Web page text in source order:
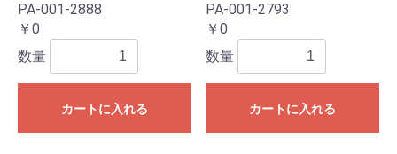
PA-001-2888
￥0
数量
カートに入れる
PA-001-2793
￥0
数量
カートに入れる